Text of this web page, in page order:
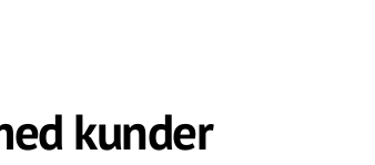
kunder